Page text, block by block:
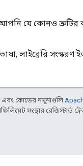
যে কোনও ত্রুটির
লাইব্রেরি সংস্করণ
এবং কোডের নমুনাগুলি
সংস্থার রেজিস্টার্ড